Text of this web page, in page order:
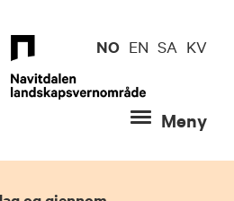
NO EN SA KV
Meny